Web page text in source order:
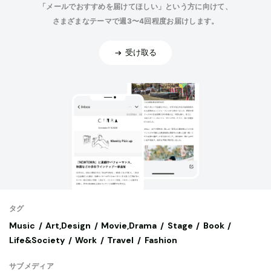
「メールでおすすめを届けてほしい」という方に向けて、
さまざまなテーマで週3〜4回程度お届けします。
受け取る
タグ
Music Art,Design Movie,Drama Stage
Book
Life&Society
Work Travel Fashion
サブメディア